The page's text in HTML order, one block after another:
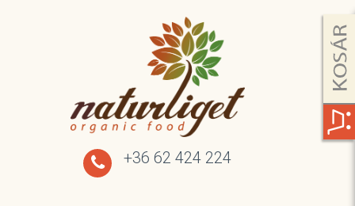
+36 62 424 224